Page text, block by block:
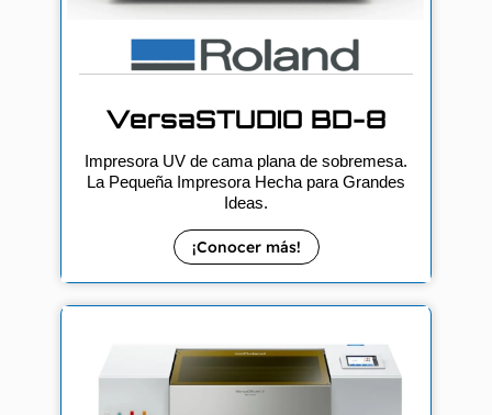
VersaSTUDIO BD-8
Impresora UV de cama plana de sobremesa.
La Pequeña Impresora Hecha para Grandes
Ideas.
¡Conocer más!